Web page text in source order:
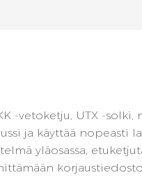
-vetoketju, UTX -
ja käyttää nopeasti
yläosassa,